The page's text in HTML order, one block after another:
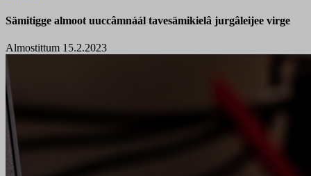
Sämitigge almoot uuccâmnáál tavesämikielâ jurgâleijee virge
Almostittum 15.2.2023